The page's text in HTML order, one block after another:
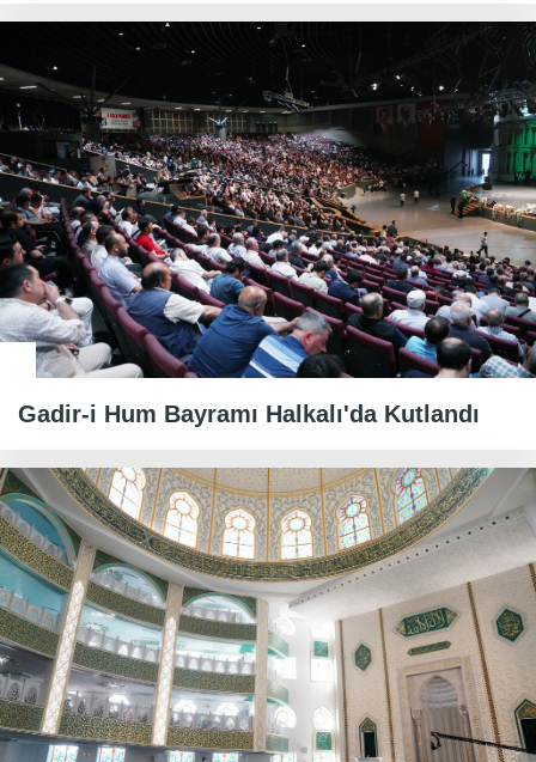
Gadir-i Hum Bayramı Halkalı'da Kutlandı